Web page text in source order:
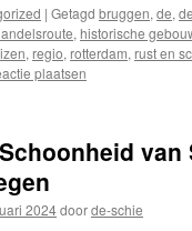
| Getagd bruggen, de,
, historische
, regio, rotterdam, rust en
plaatsen
2024doorde-schie